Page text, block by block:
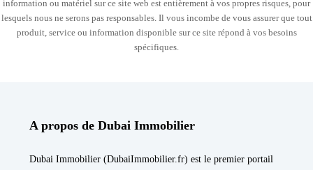
information ou matériel sur ce site web est entièrement à vos propres risques, pour
lesquels nous ne serons pas responsables. Il vous incombe de vous assurer que tout
produit, service ou information disponible sur ce site répond à vos besoins
spécifiques.
A propos de Dubai Immobilier
Dubai Immobilier (DubaiImmobilier.fr) est le premier portail